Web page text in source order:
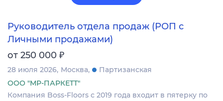
Руководитель отдела продаж (РОП с
Личными продажами)
от 250 000 ₽
28 июля 2026 Москва
Партизанская
ООО "МР-ПАРКЕТТ"
Компания Boss-Floors с 2019 года входит в пятерку по